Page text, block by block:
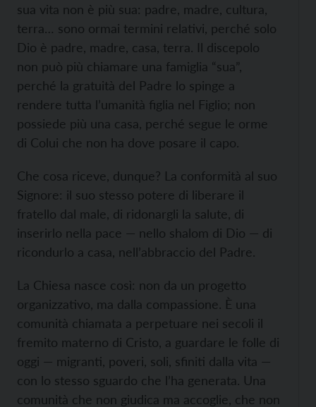
sua vita non è più sua: padre, madre, cultura,
terra… sono ormai termini relativi, perché solo
Dio è padre, madre, casa, terra. Il discepolo
non può più chiamare una famiglia “sua”,
perché la gratuità del Padre lo spinge a
rendere tutta l’umanità figlia nel Figlio; non
possiede più una casa, perché segue le orme
di Colui che non ha dove posare il capo.
Che cosa riceve, dunque? La conformità al suo
Signore: il suo stesso potere di liberare il
fratello dal male, di ridonargli la salute, di
inserirlo nella pace — nello shalom di Dio — di
ricondurlo a casa, nell’abbraccio del Padre.
La Chiesa nasce così: non da un progetto
organizzativo, ma dalla compassione. È una
comunità chiamata a perpetuare nei secoli il
fremito materno di Cristo, a guardare le folle di
oggi — migranti, poveri, soli, sfiniti dalla vita —
con lo stesso sguardo che l’ha generata. Una
comunità che non giudica ma accoglie, che non